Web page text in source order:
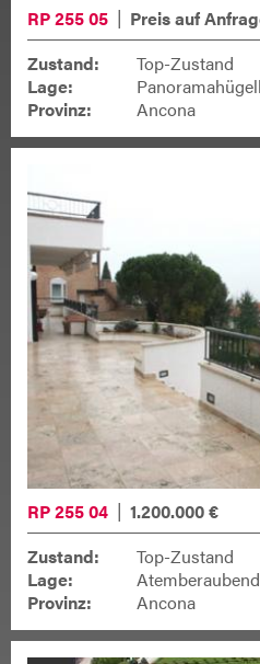
RP 255 05
Preis auf
Zustand:
Top-Zustand
Lage:
Provinz:
Ancona
RP 255 04
1.200.000 €
Zustand:
Top-Zustand
Lage:
Provinz:
Ancona